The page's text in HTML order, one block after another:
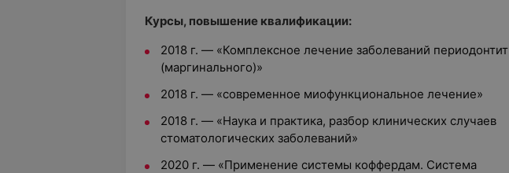
Курсы, повышение квалификации:
2018 г. — «Комплексное лечение заболеваний периодонтит
(маргинального)»
2018 г. — «современное миофункциональное лечение»
2018 г. — «Наука и практика, разбор клинических случаев
стоматологических заболеваний»
2020 г. — «Применение системы коффердам. Система